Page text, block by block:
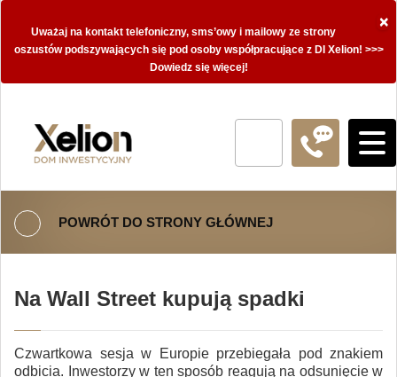
×
Uważaj na kontakt telefoniczny, sms’owy i mailowy ze strony
oszustów podszywających się pod osoby współpracujące z DI Xelion! >>>
Dowiedz się więcej!
POWRÓT DO STRONY GŁÓWNEJ
Na Wall Street kupują spadki
Czwartkowa sesja w Europie przebiegała pod znakiem
odbicia. Inwestorzy w ten sposób reagują na odsunięcie w